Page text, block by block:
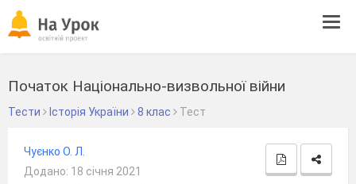
Початок Національно-визвольної війни
Тести Історія України 8 клас Тест
Чуєнко О. Л.
Додано: 18 січня 2021